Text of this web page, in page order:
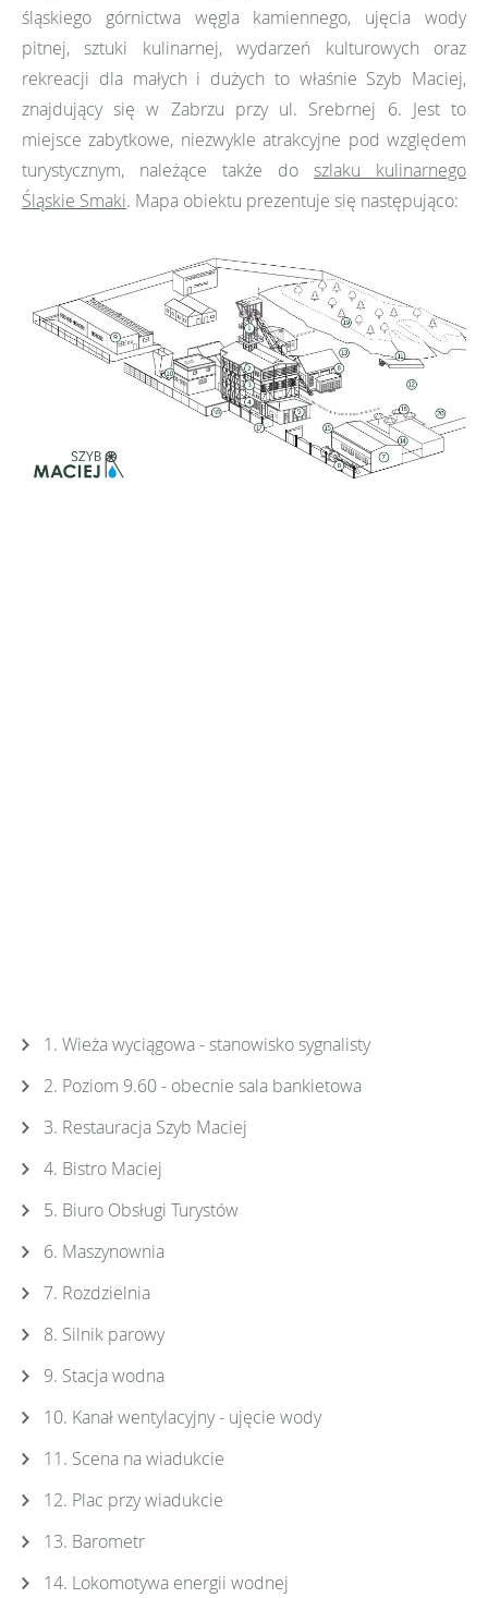
śląskiego górnictwa węgla kamiennego, ujęcia wody
pitnej, sztuki kulinarnej, wydarzeń kulturowych oraz
rekreacji dla małych i dużych to właśnie Szyb Maciej,
znajdujący się w Zabrzu przy ul. Srebrnej 6. Jest to
miejsce zabytkowe, niezwykle atrakcyjne pod względem
turystycznym, należące także do szlaku kulinarnego
Śląskie Smaki. Mapa obiektu prezentuje się następująco:
1. Wieża wyciągowa - stanowisko sygnalisty
2. Poziom 9.60 - obecnie sala bankietowa
3. Restauracja Szyb Maciej
4. Bistro Maciej
5. Biuro Obsługi Turystów
6. Maszynownia
7. Rozdzielnia
8. Silnik parowy
9. Stacja wodna
10. Kanał wentylacyjny - ujęcie wody
11. Scena na wiadukcie
12. Plac przy wiadukcie
13. Barometr
14. Lokomotywa energii wodnej